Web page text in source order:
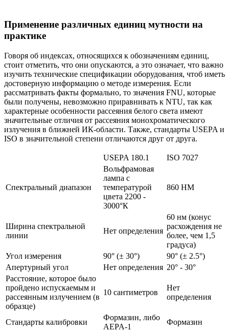
Применение различных единиц мутности на
практике
Говоря об индексах, относящихся к обозначениям единиц,
стоит отметить, что они опускаются, а это означает, что важно
изучить технические спецификации оборудования, чтоб иметь
достоверную информацию о методе измерения. Если
рассматривать факты формально, то значения FNU, которые
были получены, невозможно приравнивать к NTU, так как
характерные особенности рассеяния белого света имеют
значительные отличия от рассеяния монохроматического
излучения в ближней ИК-области. Также, стандарты USEPA и
ISO в значительной степени отличаются друг от друга.
USEPA 180.1 ISO 7027
Спектральный диапазон
Вольфрамовая
лампа с
температурой
цвета 2200 -
3000°К
860 НМ
Ширина спектральной
линии
Нет определения
60 нм (конус
расхождения не
более, чем 1,5
градуса)
Угол измерения
90° (± 30°)
90° (± 2.5°)
Апертурный угол
Нет определения 20° - 30°
Расстояние, которое было
пройдено испускаемым и
рассеянным излучением (в
образце)
10 сантиметров
Нет
определения
Стандарты калибровки
Формазин, либо
AEPA-1
Формазин